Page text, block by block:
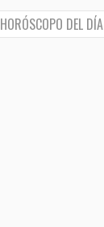
HORÓSCOPO DEL DÍA